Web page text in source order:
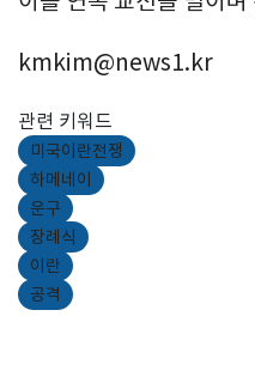
kmkim@news1.kr
관련 키워드
미국이란전쟁
하메네이
운구
장례식
이란
공격